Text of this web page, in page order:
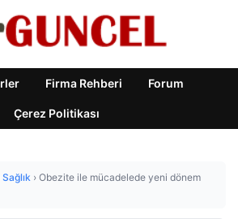
Firma Rehberi Forum
Çerez Politikası
Sağlık › Obezite ile mücadelede yeni dönem